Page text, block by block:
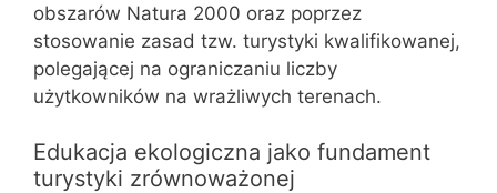
obszarów Natura 2000 oraz poprzez
stosowanie zasad tzw. turystyki kwalifikowanej,
polegającej na ograniczaniu liczby
użytkowników na wrażliwych terenach.
Edukacja ekologiczna jako fundament
turystyki zrównoważonej